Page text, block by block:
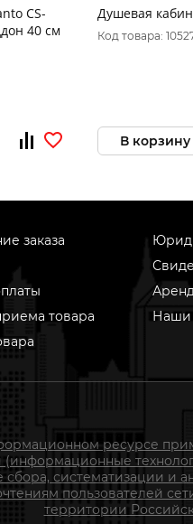
CS-
40 см
Душевая
Код товара:
В корзину
заказа
товара
Наши
ресурсе
(информационные
сбора, систематизации и
пользователей
территории